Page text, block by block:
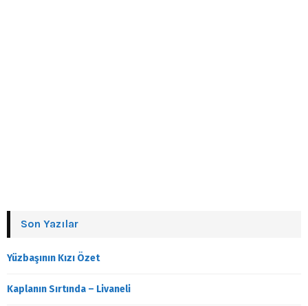
Son Yazılar
Yüzbaşının Kızı Özet
Kaplanın Sırtında – Livaneli